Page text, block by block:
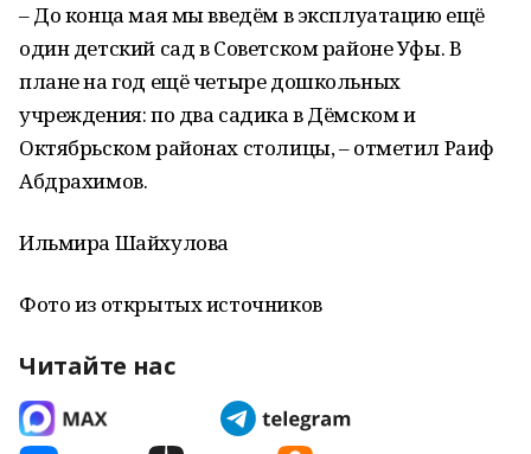
– До конца мая мы введём в эксплуатацию ещё
один детский сад в Советском районе Уфы. В
плане на год ещё четыре дошкольных
учреждения: по два садика в Дёмском и
Октябрьском районах столицы, – отметил Раиф
Абдрахимов.
Ильмира Шайхулова
Фото из открытых источников
Читайте нас